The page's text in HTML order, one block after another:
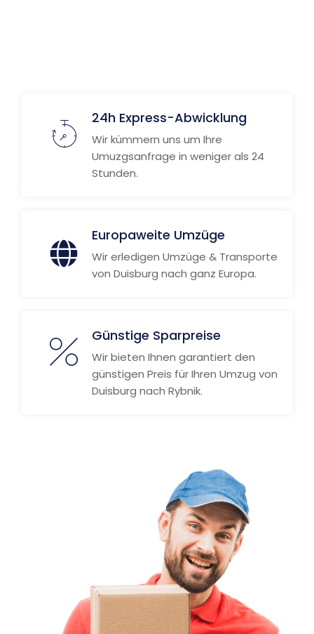
24h Express-Abwicklung
Wir kümmern uns um Ihre
Umuzgsanfrage in weniger als 24
Stunden.
Europaweite Umzüge
Wir erledigen Umzüge & Transporte
von Duisburg nach ganz Europa.
Günstige Sparpreise
Wir bieten Ihnen garantiert den
günstigen Preis für Ihren Umzug von
Duisburg nach Rybnik.